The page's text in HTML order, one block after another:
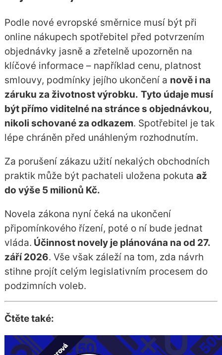
Podle nové evropské směrnice musí být při
online nákupech spotřebitel před potvrzením
objednávky jasně a zřetelně upozorněn na
klíčové informace – například cenu, platnost
smlouvy, podmínky jejího ukončení a nově i na
záruku za životnost výrobku. Tyto údaje musí
být přímo viditelné na stránce s objednávkou,
nikoli schované za odkazem. Spotřebitel je tak
lépe chráněn před unáhleným rozhodnutím.
Za porušení zákazu užití nekalých obchodních
praktik může být pachateli uložena pokuta až
do výše 5 milionů Kč.
Novela zákona nyní čeká na ukončení
připomínkového řízení, poté o ní bude jednat
vláda. Účinnost novely je plánována na od 27.
září 2026. Vše však záleží na tom, zda návrh
stihne projít celým legislativním procesem do
podzimních voleb.
Čtěte také: